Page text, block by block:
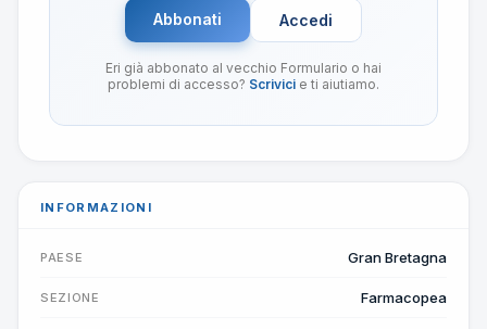
Abbonati Accedi
Eri già abbonato al vecchio Formulario o hai
problemi di accesso? Scrivici e ti aiutiamo.
INFORMAZIONI
PAESE Gran Bretagna
SEZIONE Farmacopea